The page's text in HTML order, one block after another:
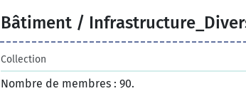
Bâtiment /
Collection
Nombre de membres : 90.